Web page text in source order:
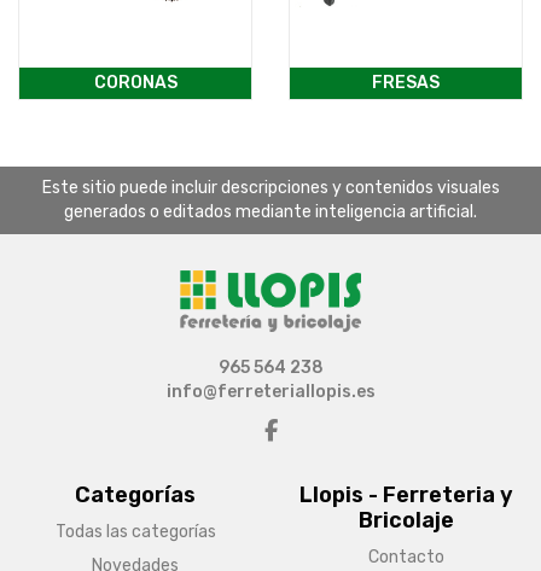
CORONAS FRESAS
Este sitio puede incluir descripciones y contenidos visuales
generados o editados mediante inteligencia artificial.
Categorías
Todas las categorías
Novedades
Llopis - Ferreteria y
Bricolaje
Contacto
965 564 238
info@ferreteriallopis.es